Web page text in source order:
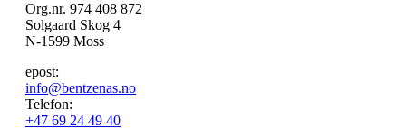
Org.nr. 974 408 872
Solgaard Skog 4
N-1599 Moss
epost:
info@bentzenas.no
Telefon:
+47 69 24 49 40